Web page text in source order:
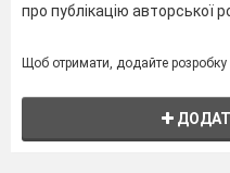
про публікацію авторської
Щоб отримати, додайте розробку